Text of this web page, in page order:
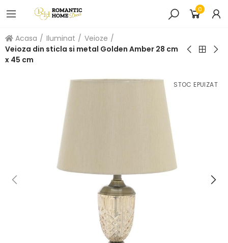
0
Acasa Iluminat
Veioze
Veioza din sticla si metal Golden Amber 28 cm
x 45 cm
STOC EPUIZAT